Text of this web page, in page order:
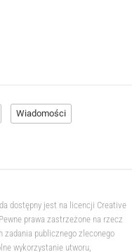
Wiadomości
dostępny jest na licencji Creative
prawa zastrzeżone na rzecz
zadania publicznego zleconego
wykorzystanie utworu,